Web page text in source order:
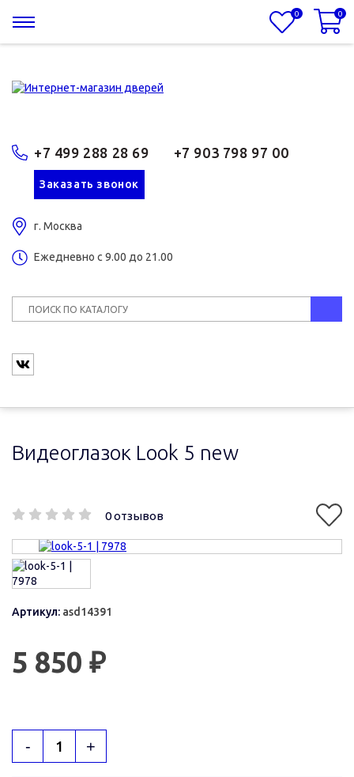
+7 499 288 28 69 +7 903 798 97 00
Заказать звонок
г. Москва
Ежедневно с 9.00 до 21.00
0 0
Видеоглазок Look 5 new
0 отзывов
Артикул: asd14391
5 850 ₽
- +